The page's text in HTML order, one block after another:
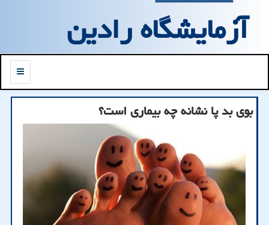
آزمایشگاه رادین
منو
بوی بد پا نشانه چه بیماری است؟